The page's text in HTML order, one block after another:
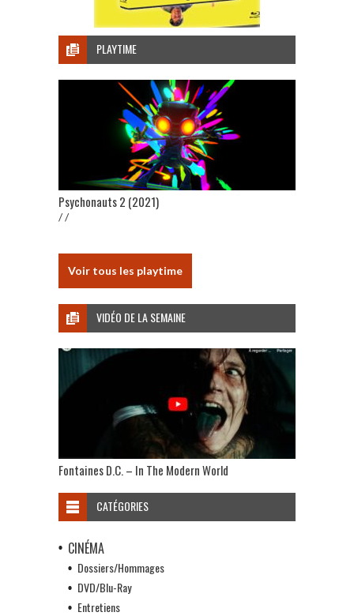
PLAYTIME
Psychonauts 2 (2021)
/ /
Voir tous les playtime
VIDÉO DE LA SEMAINE
Fontaines D.C. – In The Modern World
CATÉGORIES
CINÉMA
Dossiers/Hommages
DVD/Blu-Ray
Entretiens